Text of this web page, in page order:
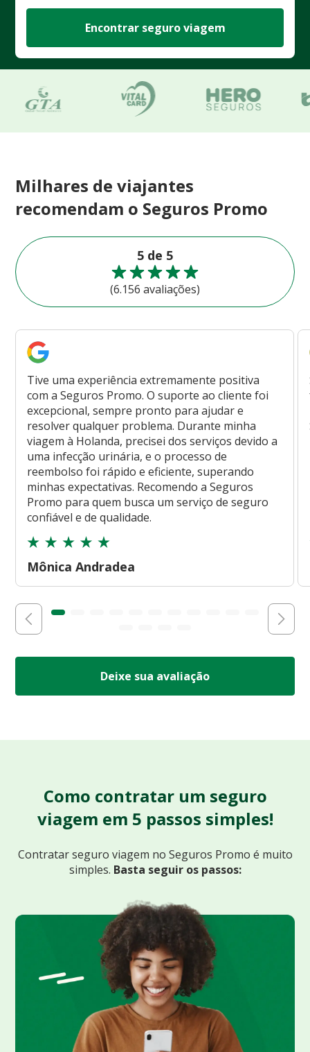
Encontrar seguro viagem
Milhares de viajantes
recomendam o Seguros Promo
5 de 5
(6.156 avaliações)
Tive uma experiência extremamente positiva
com a Seguros Promo. O suporte ao cliente foi
excepcional, sempre pronto para ajudar e
resolver qualquer problema. Durante minha
viagem à Holanda, precisei dos serviços devido a
uma infecção urinária, e o processo de
reembolso foi rápido e eficiente, superando
minhas expectativas. Recomendo a Seguros
Promo para quem busca um serviço de seguro
confiável e de qualidade.
Mônica Andradea
Deixe sua avaliação
Como contratar um seguro
viagem em 5 passos simples!
Contratar seguro viagem no Seguros Promo é muito
simples. Basta seguir os passos: